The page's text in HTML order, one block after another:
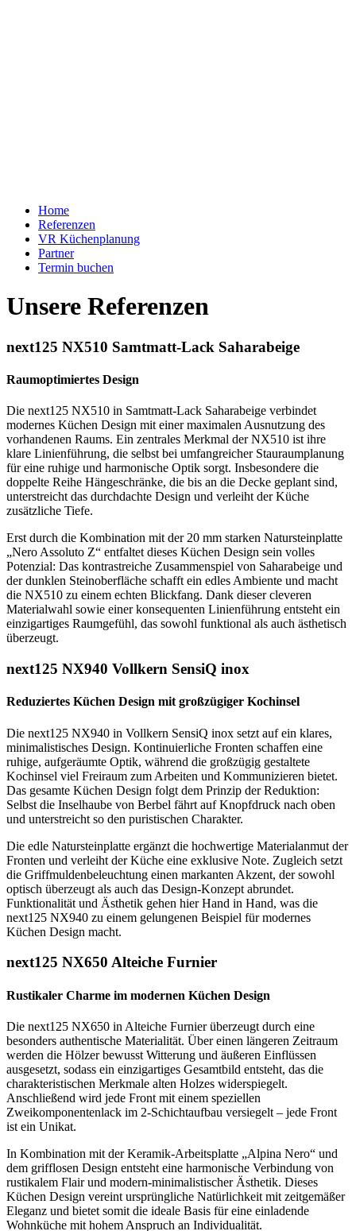
Home
Referenzen
VR Küchenplanung
Partner
Termin buchen
Unsere Referenzen
next125 NX510 Samtmatt-Lack Saharabeige
Raumoptimiertes Design
Die next125 NX510 in Samtmatt-Lack Saharabeige verbindet
modernes Küchen Design mit einer maximalen Ausnutzung des
vorhandenen Raums. Ein zentrales Merkmal der NX510 ist ihre
klare Linienführung, die selbst bei umfangreicher Stauraumplanung
für eine ruhige und harmonische Optik sorgt. Insbesondere die
doppelte Reihe Hängeschränke, die bis an die Decke geplant sind,
unterstreicht das durchdachte Design und verleiht der Küche
zusätzliche Tiefe.
Erst durch die Kombination mit der 20 mm starken Natursteinplatte
„Nero Assoluto Z“ entfaltet dieses Küchen Design sein volles
Potenzial: Das kontrastreiche Zusammenspiel von Saharabeige und
der dunklen Steinoberfläche schafft ein edles Ambiente und macht
die NX510 zu einem echten Blickfang. Dank dieser cleveren
Materialwahl sowie einer konsequenten Linienführung entsteht ein
einzigartiges Raumgefühl, das sowohl funktional als auch ästhetisch
überzeugt.
next125 NX940 Vollkern SensiQ inox
Reduziertes Küchen Design mit großzügiger Kochinsel
Die next125 NX940 in Vollkern SensiQ inox setzt auf ein klares,
minimalistisches Design. Kontinuierliche Fronten schaffen eine
ruhige, aufgeräumte Optik, während die großzügig gestaltete
Kochinsel viel Freiraum zum Arbeiten und Kommunizieren bietet.
Das gesamte Küchen Design folgt dem Prinzip der Reduktion:
Selbst die Inselhaube von Berbel fährt auf Knopfdruck nach oben
und unterstreicht so den puristischen Charakter.
Die edle Natursteinplatte ergänzt die hochwertige Materialanmut der
Fronten und verleiht der Küche eine exklusive Note. Zugleich setzt
die Griffmuldenbeleuchtung einen markanten Akzent, der sowohl
optisch überzeugt als auch das Design-Konzept abrundet.
Funktionalität und Ästhetik gehen hier Hand in Hand, was die
next125 NX940 zu einem gelungenen Beispiel für modernes
Küchen Design macht.
next125 NX650 Alteiche Furnier
Rustikaler Charme im modernen Küchen Design
Die next125 NX650 in Alteiche Furnier überzeugt durch eine
besonders authentische Materialität. Über einen längeren Zeitraum
werden die Hölzer bewusst Witterung und äußeren Einflüssen
ausgesetzt, sodass ein einzigartiges Gesamtbild entsteht, das die
charakteristischen Merkmale alten Holzes widerspiegelt.
Anschließend wird jede Front mit einem speziellen
Zweikomponentenlack im 2-Schichtaufbau versiegelt – jede Front
ist ein Unikat.
In Kombination mit der Keramik-Arbeitsplatte „Alpina Nero“ und
dem grifflosen Design entsteht eine harmonische Verbindung von
rustikalem Flair und modern-minimalistischer Ästhetik. Dieses
Küchen Design vereint ursprüngliche Natürlichkeit mit zeitgemäßer
Eleganz und bietet somit die ideale Basis für eine einladende
Wohnküche mit hohem Anspruch an Individualität.